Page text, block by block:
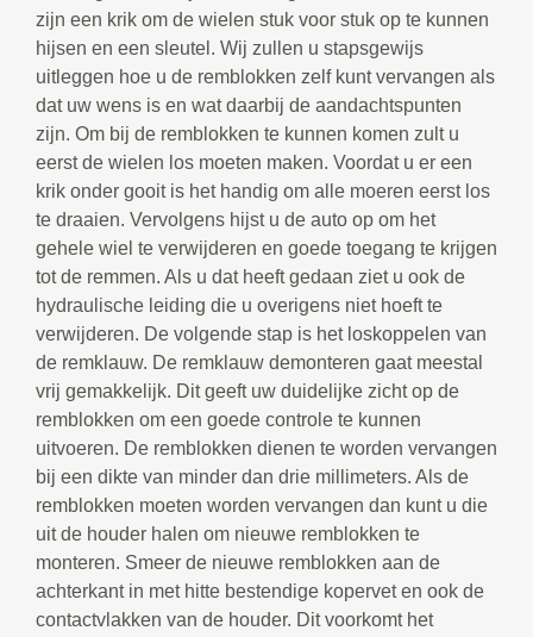
zijn een krik om de wielen stuk voor stuk op te kunnen
hijsen en een sleutel. Wij zullen u stapsgewijs
uitleggen hoe u de remblokken zelf kunt vervangen als
dat uw wens is en wat daarbij de aandachtspunten
zijn. Om bij de remblokken te kunnen komen zult u
eerst de wielen los moeten maken. Voordat u er een
krik onder gooit is het handig om alle moeren eerst los
te draaien. Vervolgens hijst u de auto op om het
gehele wiel te verwijderen en goede toegang te krijgen
tot de remmen. Als u dat heeft gedaan ziet u ook de
hydraulische leiding die u overigens niet hoeft te
verwijderen. De volgende stap is het loskoppelen van
de remklauw. De remklauw demonteren gaat meestal
vrij gemakkelijk. Dit geeft uw duidelijke zicht op de
remblokken om een goede controle te kunnen
uitvoeren. De remblokken dienen te worden vervangen
bij een dikte van minder dan drie millimeters. Als de
remblokken moeten worden vervangen dan kunt u die
uit de houder halen om nieuwe remblokken te
monteren. Smeer de nieuwe remblokken aan de
achterkant in met hitte bestendige kopervet en ook de
contactvlakken van de houder. Dit voorkomt het